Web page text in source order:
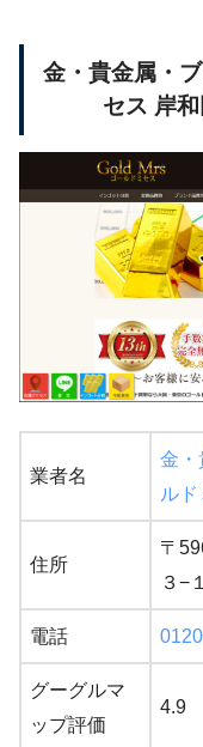
金・貴金属・
セス 岸
業者名
金・
ル
住所
〒
３−
電話
グーグルマ
ップ評価
4.9